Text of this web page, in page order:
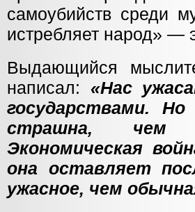
самоубийств среди
истребляет народ» —
Выдающийся
написал: «Нас
государствами. Но
страшна, чем
Экономическая
она оставляет
ужасное, чем